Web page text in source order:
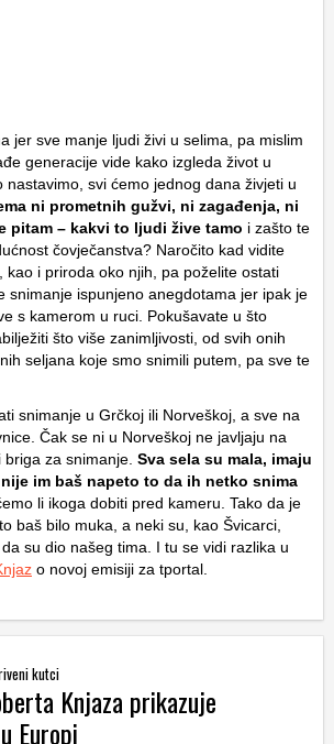
jer sve manje ljudi živi u selima, pa mislim
generacije vide kako izgleda život u
nastavimo, svi ćemo jednog dana živjeti u
ni prometnih gužvi, ni zagađenja, ni
pitam – kakvi to ljudi žive tamo i zašto te
čovječanstva? Naročito kad vidite
kao i priroda oko njih, pa poželite ostati
snimanje ispunjeno anegdotama jer ipak je
s kamerom u ruci. Pokušavate u što
što više zanimljivosti, od svih onih
seljana koje smo snimili putem, pa sve te
snimanje u Grčkoj ili Norveškoj, a sve na
Čak se ni u Norveškoj ne javljaju na
za snimanje. Sva sela su mala, imaju
im baš napeto to da ih netko snima
li ikoga dobiti pred kameru. Tako da je
baš bilo muka, a neki su, kao Švicarci,
su dio našeg tima. I tu se vidi razlika u
o novoj emisiji za tportal.
kutci
Knjaza prikazuje
Europi